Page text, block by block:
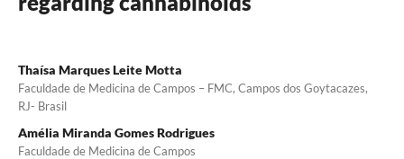
Thaísa Marques Leite Motta
Faculdade de Medicina de Campos – FMC, Campos dos Goytacazes,
RJ- Brasil
Amélia Miranda Gomes Rodrigues
Faculdade de Medicina de Campos